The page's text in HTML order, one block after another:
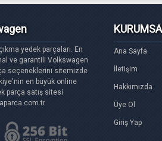
yedek parçaları. En
ve garantili Volkswagen
seçeneklerini sitemizde
en büyük online
parça satış sitesi
Ana Sayfa
İletişim
Hakkımızda
Üye Ol
Giriş Yap